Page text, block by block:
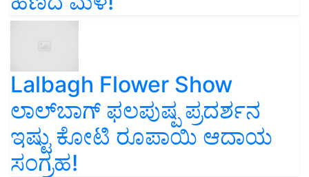
Lalbagh Flower Show
ಲಾಲ್‌ಬಾಗ್ ಫಲಪುಷ್ಪ ಪ್ರದರ್ಶನ
ಇಷ್ಟು ಕೋಟಿ ರೂಪಾಯಿ ಆದಾಯ
ಸಂಗ್ರಹ!